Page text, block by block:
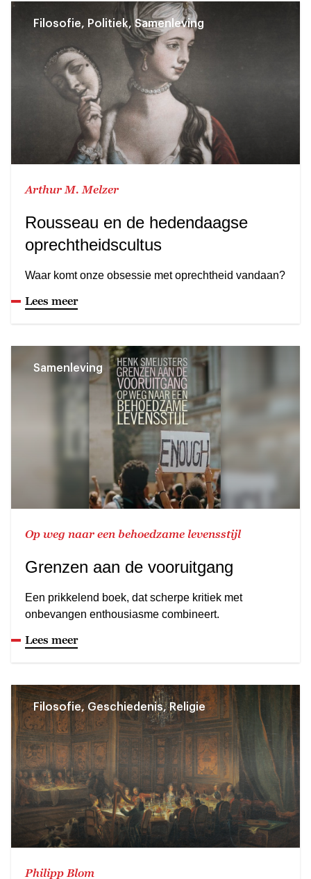
Filosofie, Politiek, Samenleving
Arthur M. Melzer
Rousseau en de hedendaagse
oprechtheidscultus
Waar komt onze obsessie met oprechtheid vandaan?
Lees meer
Samenleving
Op weg naar een behoedzame levensstijl
Grenzen aan de vooruitgang
Een prikkelend boek, dat scherpe kritiek met
onbevangen enthousiasme combineert.
Lees meer
Filosofie, Geschiedenis, Religie
Philipp Blom